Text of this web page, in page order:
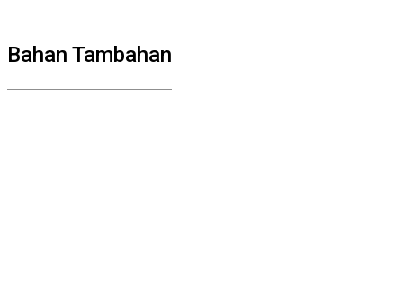
Bahan Tambahan